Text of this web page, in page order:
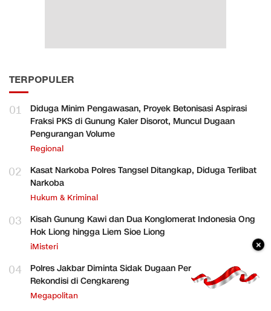
TERPOPULER
01
Diduga Minim Pengawasan, Proyek Betonisasi Aspirasi
Fraksi PKS di Gunung Kaler Disorot, Muncul Dugaan
Pengurangan Volume
Regional
02
Kasat Narkoba Polres Tangsel Ditangkap, Diduga Terlibat
Narkoba
Hukum & Kriminal
03
Kisah Gunung Kawi dan Dua Konglomerat Indonesia Ong
Hok Liong hingga Liem Sioe Liong
iMisteri
04
Polres Jakbar Diminta Sidak Dugaan Perakitan HP
Rekondisi di Cengkareng
Megapolitan
×